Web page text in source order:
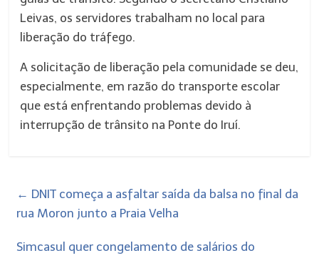
Leivas, os servidores trabalham no local para
liberação do tráfego.
A solicitação de liberação pela comunidade se deu,
especialmente, em razão do transporte escolar
que está enfrentando problemas devido à
interrupção de trânsito na Ponte do Iruí.
← ​DNIT começa a asfaltar saída da balsa no final da
rua Moron junto a Praia Velha
Simcasul quer congelamento de salários do